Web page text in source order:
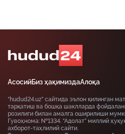
АсосийБиз ҳақимиздаАлоқа
“hudud24.uz” сайтида эълон қилинган
тарқатиш ва бошқа шаклларда
розилиги билан амалга оширилиши
Гувоҳнома: №1334. “Адолат” миллий
ахборот-таҳлилий сайти.